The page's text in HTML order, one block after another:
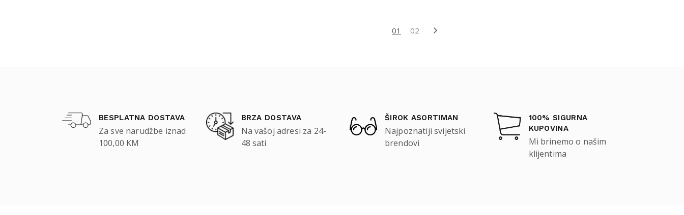
01 02
BESPLATNA DOSTAVA
Za sve narudžbe iznad
100,00 KM
BRZA DOSTAVA
Na vašoj adresi za 24-
48 sati
ŠIROK ASORTIMAN
Najpoznatiji svijetski
brendovi
100% SIGURNA
KUPOVINA
Mi brinemo o našim
klijentima